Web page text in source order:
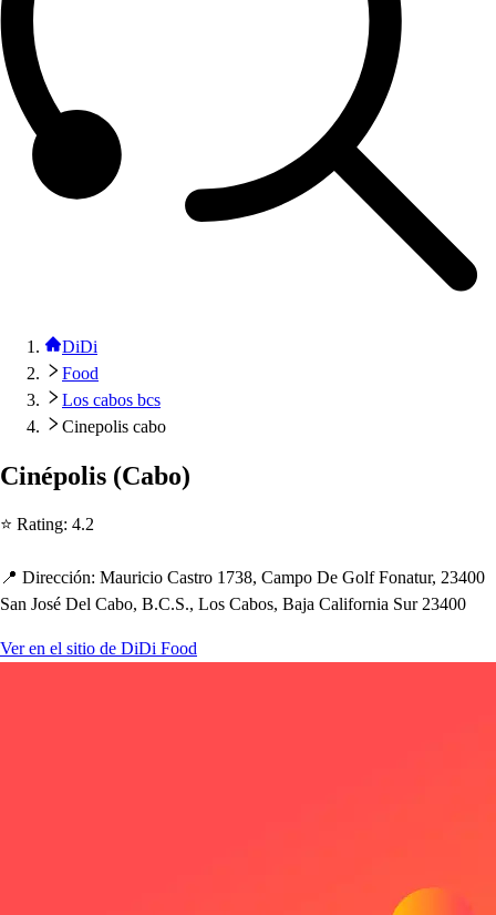
DiDi
Food
Los cabos bcs
Cinepolis cabo
Cinépolis (Cabo)
⭐ Rating: 4.2
📍 Dirección: Mauricio Castro 1738, Campo De Golf Fonatur, 23400
San José Del Cabo, B.C.S., Los Cabos, Baja California Sur 23400
Ver en el sitio de DiDi Food